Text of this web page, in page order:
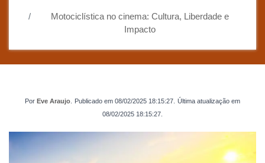
Motociclística no cinema: Cultura, Liberdade e
Impacto
Por Eve Araujo Publicado em 08/02/2025 18:15:27 Última atualização em
08/02/2025 18:15:27